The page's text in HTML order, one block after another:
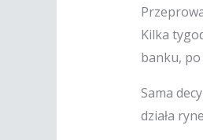
Kilka
banku, po
Sama
działa